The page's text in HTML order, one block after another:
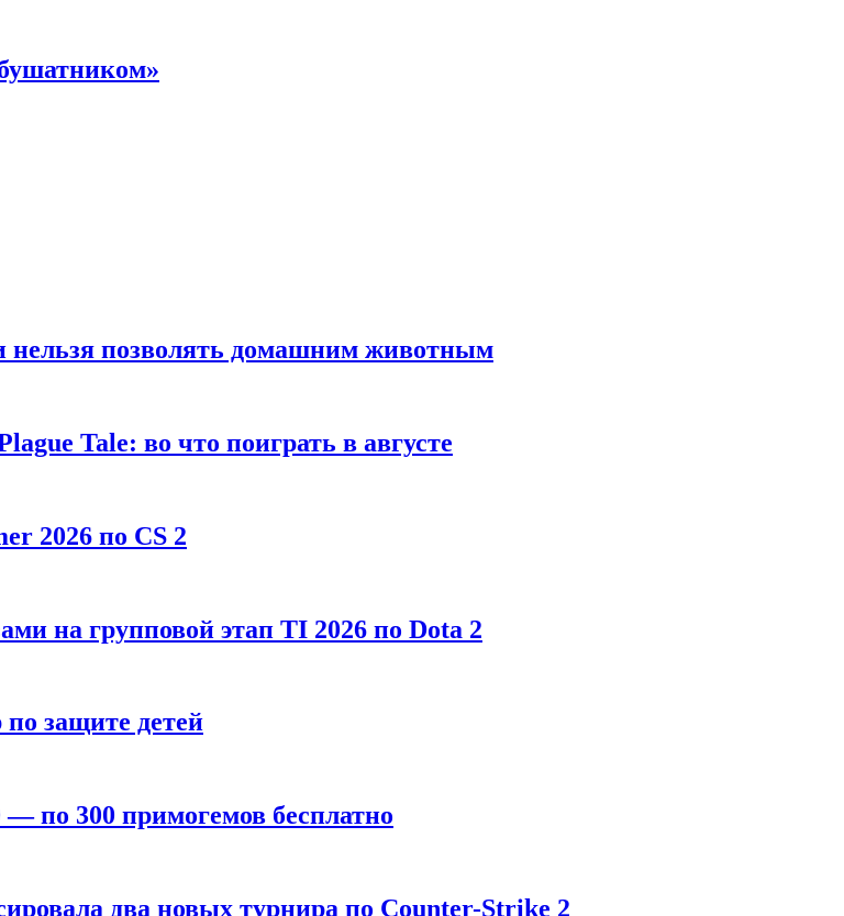
нельзя позволять домашним животным
Tale: во что поиграть в августе
2026 по CS 2
на групповой этап TI 2026 по Dota 2
защите детей
по 300 примогемов бесплатно
два новых турнира по Counter-Strike 2